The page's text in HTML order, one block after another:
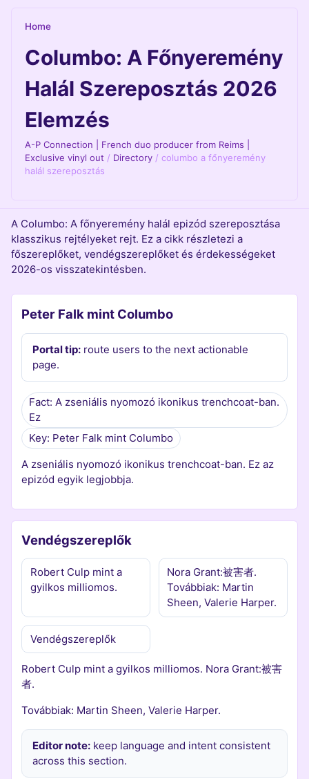
Home
Columbo: A Főnyeremény
Halál Szereposztás 2026
Elemzés
A-P Connection | French duo producer from Reims |
Exclusive vinyl out / Directory /columbo a főnyeremény
halál szereposztás
A Columbo: A főnyeremény halál epizód szereposztása
klasszikus rejtélyeket rejt. Ez a cikk részletezi a
főszereplőket, vendégszereplőket és érdekességeket
2026-os visszatekintésben.
Peter Falk mint Columbo
Portal tip:route users to the next actionable
page.
Fact: A zseniális nyomozó ikonikus trenchcoat-ban.
Ez
Key: Peter Falk mint Columbo
A zseniális nyomozó ikonikus trenchcoat-ban. Ez az
epizód egyik legjobbja.
Vendégszereplők
Robert Culp mint a
gyilkos milliomos.
Nora Grant:被害者.
Továbbiak: Martin
Sheen, Valerie Harper.
Vendégszereplők
Robert Culp mint a gyilkos milliomos. Nora Grant:被害
者.
Továbbiak: Martin Sheen, Valerie Harper.
Editor note:keep language and intent consistent
across this section.